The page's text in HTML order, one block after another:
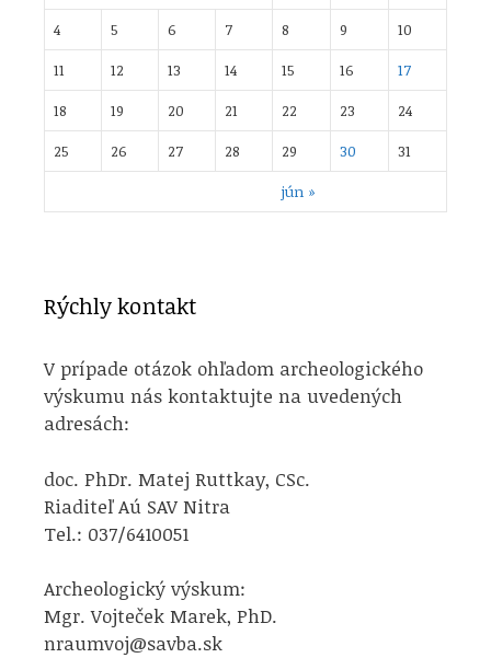
jún »
4
5 6 7 8 9
10
11
12 13 14 15 16
17
18
19 20 21 22 23
24
25
26 27 28 29 30 31
Rýchly kontakt
V prípade otázok ohľadom archeologického
výskumu nás kontaktujte na uvedených
adresách:
doc. PhDr. Matej Ruttkay, CSc.
Riaditeľ Aú SAV Nitra
Tel.: 037/6410051
Archeologický výskum:
Mgr. Vojteček Marek, PhD.
nraumvoj@savba.sk